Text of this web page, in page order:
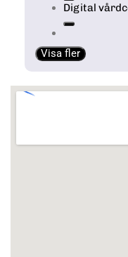
Digital
Visa fler